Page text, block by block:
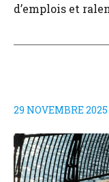
d’emplois et
29 NOVEMBRE 2025